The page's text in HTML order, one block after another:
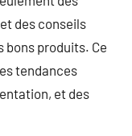
des conseils
bons produits. Ce
tendances
et des